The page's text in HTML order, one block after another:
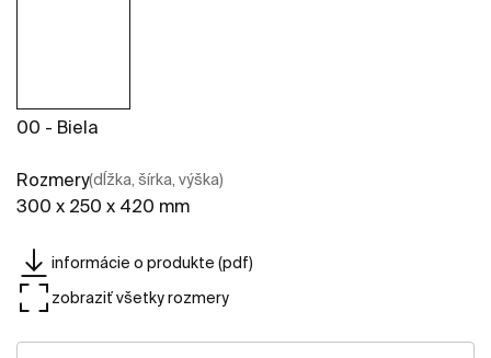
00 - Biela
Rozmery(dĺžka, šírka, výška)
300 x 250 x 420 mm
informácie o produkte (pdf)
zobraziť všetky rozmery